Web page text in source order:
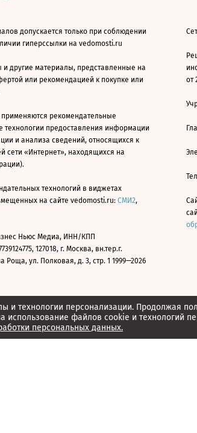
и технологии персонализации. Продолжая
использование файлов cookie и технологий
персональных данных.
допускается только при соблюдении
гиперссылки на vedomosti.ru
и другие материалы, представленные на
или рекомендацией к покупке или
рекомендательные
предоставления информации
и анализа сведений, относящихся к
сети «Интернет», находящихся на
технологий в виджетах
на сайте vedomosti.ru: СМИ2,
Ньюс Медиа, ИНН/КПП
127018, г. Москва, вн.тер.г.
ул. Полковая, д. 3, стр. 1 1999—2026
от